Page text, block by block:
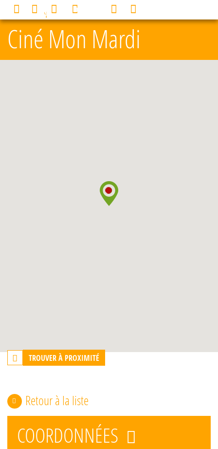
Ciné Mon Mardi
TROUVER À PROXIMITÉ
Retour à la liste
COORDONNÉES
MENU 0
Panneau de gestion des cookies